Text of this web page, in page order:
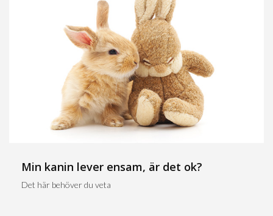
Min kanin lever ensam, är det ok?
Det här behöver du veta